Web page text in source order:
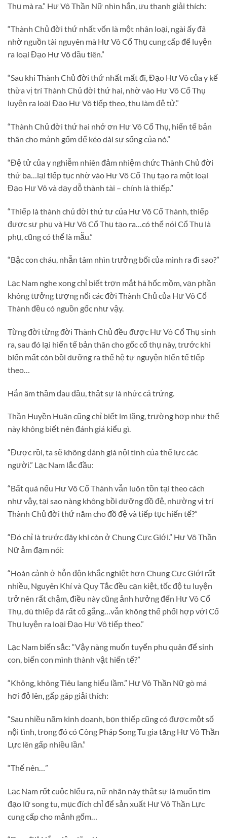
Thụ mà ra.” Hư Vô Thần Nữ nhìn hắn, ưu thanh giải thích:
“Thành Chủ đời thứ nhất vốn là một nhân loại, ngài ấy đã
nhờ nguồn tài nguyên mà Hư Vô Cổ Thụ cung cấp để luyện
ra loại Đạo Hư Vô đầu tiên.”
“Sau khi Thành Chủ đời thứ nhất mất đi, Đạo Hư Vô của y kế
thừa vị trí Thành Chủ đời thứ hai, nhờ vào Hư Vô Cổ Thụ
luyện ra loại Đạo Hư Vô tiếp theo, thu làm đệ tử.”
“Thành Chủ đời thứ hai nhớ ơn Hư Vô Cổ Thụ, hiến tế bản
thân cho mảnh gốm để kéo dài sự sống của nó.”
“Đệ tử của y nghiễm nhiên đảm nhiệm chức Thành Chủ đời
thứ ba…lại tiếp tục nhờ vào Hư Vô Cổ Thụ tạo ra một loại
Đạo Hư Vô và dạy dỗ thành tài – chính là thiếp.”
“Thiếp là thành chủ đời thứ tư của Hư Vô Cổ Thành, thiếp
được sư phụ và Hư Vô Cổ Thụ tạo ra…có thể nói Cổ Thụ là
phụ, cũng có thể là mẫu.”
“Bậc con cháu, nhẫn tâm nhìn trưởng bối của mình ra đi sao?”
Lạc Nam nghe xong chỉ biết trợn mắt há hốc mồm, vạn phần
không tưởng tượng nổi các đời Thành Chủ của Hư Vô Cổ
Thành đều có nguồn gốc như vậy.
Từng đời từng đời Thành Chủ đều được Hư Vô Cổ Thụ sinh
ra, sau đó lại hiến tế bản thân cho gốc cổ thụ này, trước khi
biến mất còn bồi dưỡng ra thế hệ tự nguyện hiến tế tiếp
theo…
Hắn âm thầm đau đầu, thật sự là nhức cả trứng.
Thần Huyền Huân cũng chỉ biết im lặng, trường hợp như thế
này không biết nên đánh giá kiểu gì.
“Được rồi, ta sẽ không đánh giá nội tình của thế lực các
người.” Lạc Nam lắc đầu:
“Bất quá nếu Hư Vô Cổ Thành vẫn luôn tồn tại theo cách
như vậy, tại sao nàng không bồi dưỡng đồ đệ, nhường vị trí
Thành Chủ đời thứ năm cho đồ đệ và tiếp tục hiến tế?”
“Đó chỉ là trước đây khi còn ở Chung Cực Giới.” Hư Vô Thần
Nữ ảm đạm nói:
“Hoàn cảnh ở hỗn độn khắc nghiệt hơn Chung Cực Giới rất
nhiều, Nguyên Khí và Quy Tắc đều cạn kiệt, tốc độ tu luyện
trở nên rất chậm, điều này cũng ảnh hưởng đến Hư Vô Cổ
Thụ, dù thiếp đã rất cố gắng…vẫn không thể phối hợp với Cổ
Thụ luyện ra loại Đạo Hư Vô tiếp theo.”
Lạc Nam biến sắc: “Vậy nàng muốn tuyển phu quân để sinh
con, biến con mình thành vật hiến tế?”
“Không, không Tiêu lang hiểu lầm.” Hư Vô Thần Nữ gò má
hơi đỏ lên, gấp gáp giải thích:
“Sau nhiều năm kinh doanh, bọn thiếp cũng có được một số
nội tình, trong đó có Công Pháp Song Tu gia tăng Hư Vô Thần
Lực lên gấp nhiều lần.”
“Thế nên…”
Lạc Nam rốt cuộc hiểu ra, nữ nhân này thật sự là muốn tìm
đạo lữ song tu, mục đích chỉ để sản xuất Hư Vô Thần Lực
cung cấp cho mảnh gốm…